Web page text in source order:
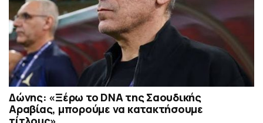
Δώνης: «Ξέρω το DNA της Σαουδικής
Αραβίας, μπορούμε να κατακτήσουμε